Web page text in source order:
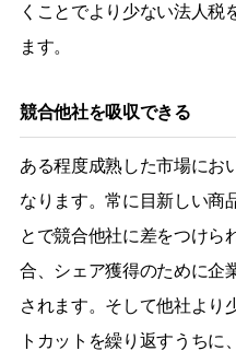
くことでより少ない法人税
ます。
競合他社を吸収できる
ある程度成熟した市場にお
なります。常に目新しい商
とで競合他社に差をつけら
合、シェア獲得のために企
されます。そして他社より
トカットを繰り返すうち